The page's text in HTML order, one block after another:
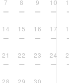
7 8 9 10
14 15 16 17
21 22 23 24
28 29 30